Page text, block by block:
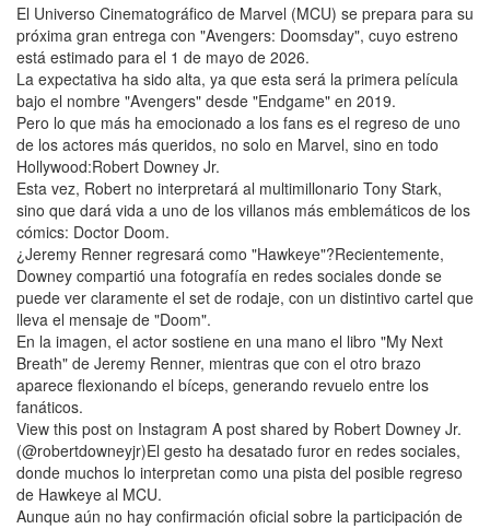
El Universo Cinematográfico de Marvel (MCU) se prepara para su
próxima gran entrega con "Avengers: Doomsday", cuyo estreno
está estimado para el 1 de mayo de 2026.
La expectativa ha sido alta, ya que esta será la primera película
bajo el nombre "Avengers" desde "Endgame" en 2019.
Pero lo que más ha emocionado a los fans es el regreso de uno
de los actores más queridos, no solo en Marvel, sino en todo
Hollywood:Robert Downey Jr.
Esta vez, Robert no interpretará al multimillonario Tony Stark,
sino que dará vida a uno de los villanos más emblemáticos de los
cómics: Doctor Doom.
¿Jeremy Renner regresará como "Hawkeye"?Recientemente,
Downey compartió una fotografía en redes sociales donde se
puede ver claramente el set de rodaje, con un distintivo cartel que
lleva el mensaje de "Doom".
En la imagen, el actor sostiene en una mano el libro "My Next
Breath" de Jeremy Renner, mientras que con el otro brazo
aparece flexionando el bíceps, generando revuelo entre los
fanáticos.
View this post on Instagram A post shared by Robert Downey Jr.
(@robertdowneyjr)El gesto ha desatado furor en redes sociales,
donde muchos lo interpretan como una pista del posible regreso
de Hawkeye al MCU.
Aunque aún no hay confirmación oficial sobre la participación de